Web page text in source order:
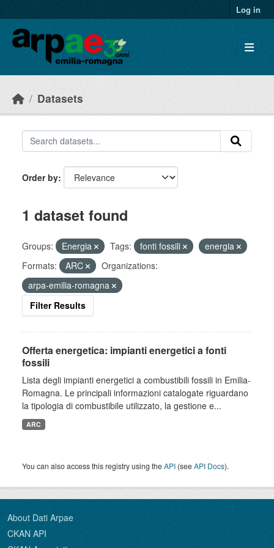
Log in
Datasets
Order by
1 dataset found
Groups: Energia Tags: fonti fossili
energia
Formats:
ARC
Organizations:
arpa-emilia-romagna
Filter Results
Offerta energetica: impianti energetici a fonti
fossili
Lista degli impianti energetici a combustibili fossili in Emilia-
Romagna. Le principali informazioni catalogate riguardano
la tipologia di combustibile utilizzato, la gestione e...
ARC
You can also access this registry using theAPI (seeAPI Docs).
About Dati Arpae
CKAN API